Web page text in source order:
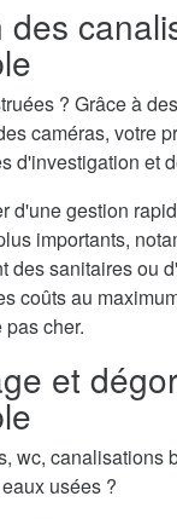
des
? Grâce à
caméras, votre
d'investigation et
d'une gestion
importants,
des sanitaires ou
coûts au
cher.
et
wc, canalisations
usées ?